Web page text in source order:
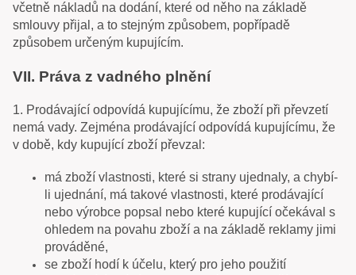
včetně nákladů na dodání, které od něho na základě
smlouvy přijal, a to stejným způsobem, popřípadě
způsobem určeným kupujícím.
VII. Práva z vadného plnění
1. Prodávající odpovídá kupujícímu, že zboží při převzetí
nemá vady. Zejména prodávající odpovídá kupujícímu, že
v době, kdy kupující zboží převzal:
má zboží vlastnosti, které si strany ujednaly, a chybí-
li ujednání, má takové vlastnosti, které prodávající
nebo výrobce popsal nebo které kupující očekával s
ohledem na povahu zboží a na základě reklamy jimi
prováděné,
se zboží hodí k účelu, který pro jeho použití